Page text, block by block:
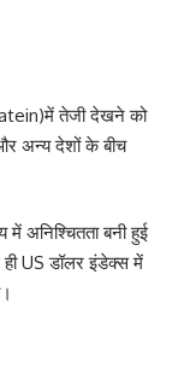
तेजी देखने को
अन्य देशों के बीच
अनिश्चितता बनी हुई
US डॉलर इंडेक्स में